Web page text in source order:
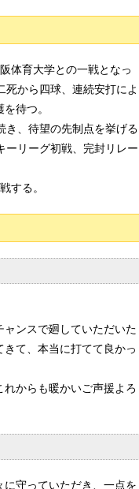
体育大学との一戦となっ
から四球、連続安打によ
待つ。
き、待望の先制点を挙げる
ーリーグ初戦、完封リレー
する。
ンスで廻していただいた
て、本当に打てて良かっ
からも暖かいご声援よろ
守っていただき、一点を